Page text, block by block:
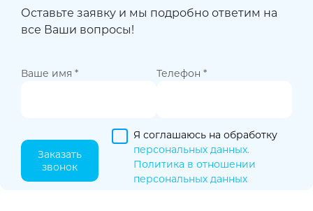
Оставьте заявку и мы подробно ответим на
все Ваши вопросы!
Ваше имя * Телефон *
Заказать
звонок
Я соглашаюсь на обработку
персональных данных.
Политика в отношении
персональных данных